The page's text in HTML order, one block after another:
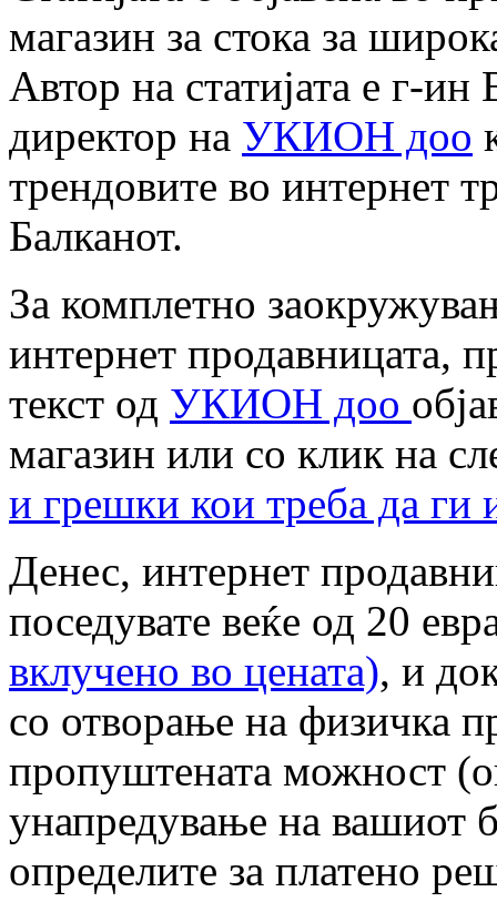
магазин за стока за
Автор на статијата е г-
директор на УКИОН доо
трендовите во интернет
Балканот.
За комплетно
интернет продавницата,
текст од УКИОН доо
магазин или со клик на
и грешки кои треба да ги
Денес, интернет
поседувате веќе од 20
вклучено во цената), и
со отворање на физичка
пропуштената можност
унапредување на вашиот
определите за платено